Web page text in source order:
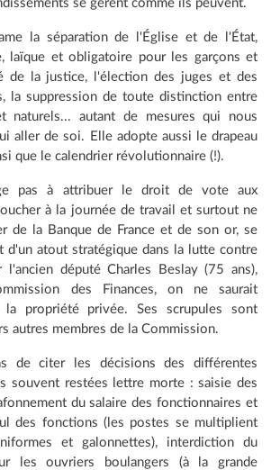
se gèrent comme ils peuvent.
la séparation de l'Église et de l'État,
laïque et obligatoire pour les garçons et
de la justice, l'élection des juges et des
la suppression de toute distinction entre
naturels... autant de mesures qui nous
aller de soi. Elle adopte aussi le drapeau
que le calendrier révolutionnaire (!).
pas à attribuer le droit de vote aux
à la journée de travail et surtout ne
de la Banque de France et de son or, se
d'un atout stratégique dans la lutte contre
l'ancien député Charles Beslay (75 ans),
des Finances, on ne saurait
la propriété privée. Ses scrupules sont
autres membres de la Commission.
de citer les décisions des différentes
souvent restées lettre morte : saisie des
du salaire des fonctionnaires et
des fonctions (les postes se multiplient
et galonnettes), interdiction du
les ouvriers boulangers (à la grande